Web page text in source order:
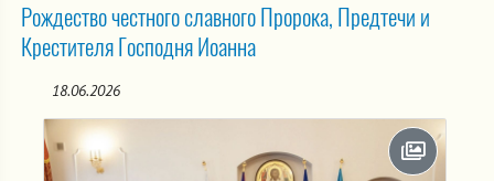
Рождество честного славного Пророка, Предтечи и
Крестителя Господня Иоанна
18.06.2026